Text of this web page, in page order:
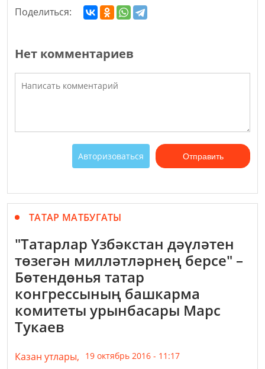
Поделиться:
Нет комментариев
Авторизоваться Отправить
ТАТАР МАТБУГАТЫ
"Татарлар Үзбәкстан дәүләтен
төзегән милләтләрнең берсе" –
Бөтендөнья татар
конгрессының башкарма
комитеты урынбасары Марс
Тукаев
Казан утлары, 19 октябрь 2016 - 11:17